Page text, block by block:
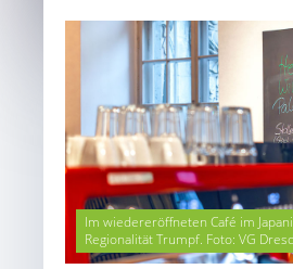
Im wiedereröffneten Café im
Regionalität Trumpf. Foto: VG